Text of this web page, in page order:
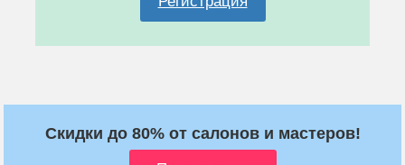
Скидки до 80% от салонов и мастеров!